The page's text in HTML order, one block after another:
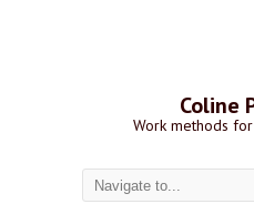
Coline
Work methods